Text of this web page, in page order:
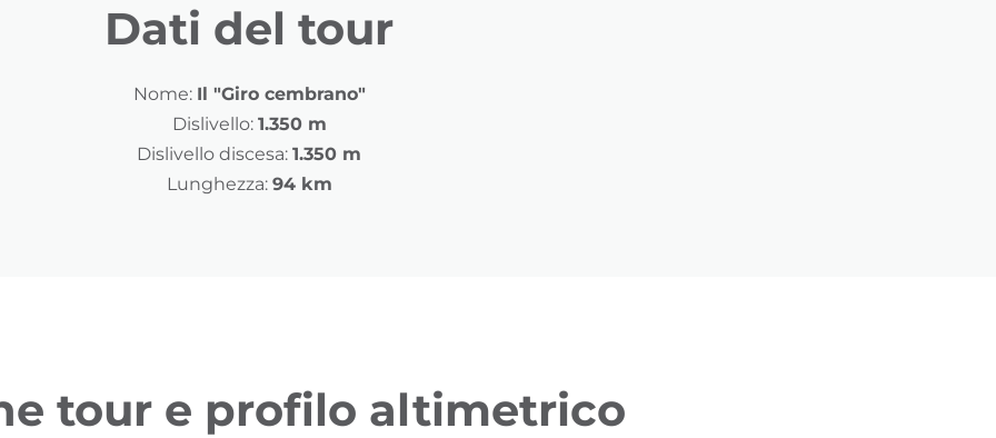
Dati del tour
Nome: Il "Giro cembrano"
Dislivello: 1.350 m
Dislivello discesa: 1.350 m
Lunghezza: 94 km
tour e profilo altimetrico